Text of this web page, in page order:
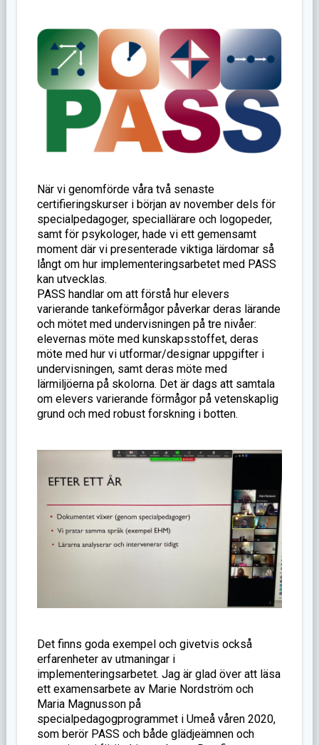
När vi genomförde våra två senaste
certifieringskurser i början av november dels för
specialpedagoger, speciallärare och logopeder,
samt för psykologer, hade vi ett gemensamt
moment där vi presenterade viktiga lärdomar så
långt om hur implementeringsarbetet med PASS
kan utvecklas.
PASS handlar om att förstå hur elevers
varierande tankeförmågor påverkar deras lärande
och mötet med undervisningen på tre nivåer:
elevernas möte med kunskapsstoffet, deras
möte med hur vi utformar/designar uppgifter i
undervisningen, samt deras möte med
lärmiljöerna på skolorna. Det är dags att samtala
om elevers varierande förmågor på vetenskaplig
grund och med robust forskning i botten.
Det finns goda exempel och givetvis också
erfarenheter av utmaningar i
implementeringsarbetet. Jag är glad över att läsa
ett examensarbete av Marie Nordström och
Maria Magnusson på
specialpedagogprogrammet i Umeå våren 2020,
som berör PASS och både glädjeämnen och